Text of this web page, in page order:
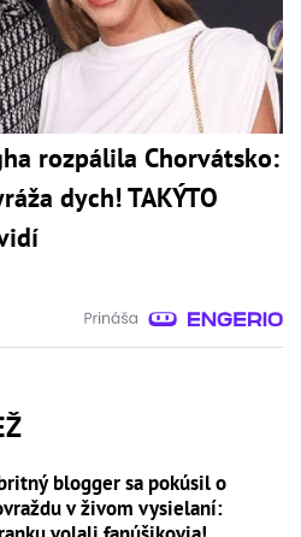
rozpálila Chorvátsko:
dych! TAKÝTO
blogger sa pokúsil o
v živom vysielaní: